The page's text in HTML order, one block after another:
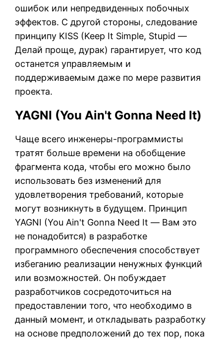
ошибок или непредвиденных побочных
эффектов. С другой стороны, следование
принципу KISS (Keep It Simple, Stupid —
Делай проще, дурак) гарантирует, что код
останется управляемым и
поддерживаемым даже по мере развития
проекта.
YAGNI (You Ain't Gonna Need It)
Чаще всего инженеры-программисты
тратят больше времени на обобщение
фрагмента кода, чтобы его можно было
использовать без изменений для
удовлетворения требований, которые
могут возникнуть в будущем. Принцип
YAGNI (You Ain't Gonna Need It — Вам это
не понадобится) в разработке
программного обеспечения способствует
избеганию реализации ненужных функций
или возможностей. Он побуждает
разработчиков сосредоточиться на
предоставлении того, что необходимо в
данный момент, и откладывать разработку
на основе предположений до тех пор, пока